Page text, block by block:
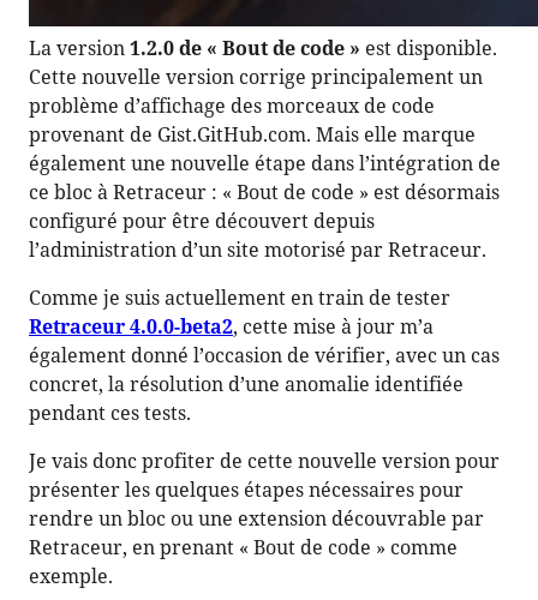
La version1.2.0 de « Bout de code » est disponible.
Cette nouvelle version corrige principalement un
problème d’affichage des morceaux de code
provenant de Gist.GitHub.com. Mais elle marque
également une nouvelle étape dans l’intégration de
ce bloc à Retraceur : « Bout de code » est désormais
configuré pour être découvert depuis
l’administration d’un site motorisé par Retraceur.
Comme je suis actuellement en train de tester
Retraceur 4.0.0-beta2, cette mise à jour m’a
également donné l’occasion de vérifier, avec un cas
concret, la résolution d’une anomalie identifiée
pendant ces tests.
Je vais donc profiter de cette nouvelle version pour
présenter les quelques étapes nécessaires pour
rendre un bloc ou une extension découvrable par
Retraceur, en prenant « Bout de code » comme
exemple.